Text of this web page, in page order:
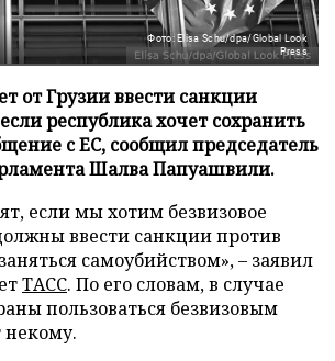
Фото: Elisa Schu/dpa/Global Look
Press
от Грузии ввести санкции
республика хочет сохранить
с ЕС, сообщил председатель
Шалва Папуашвили.
если мы хотим безвизовое
ввести санкции против
самоубийством», – заявил
ТАСС. По его словам, в случае
пользоваться безвизовым